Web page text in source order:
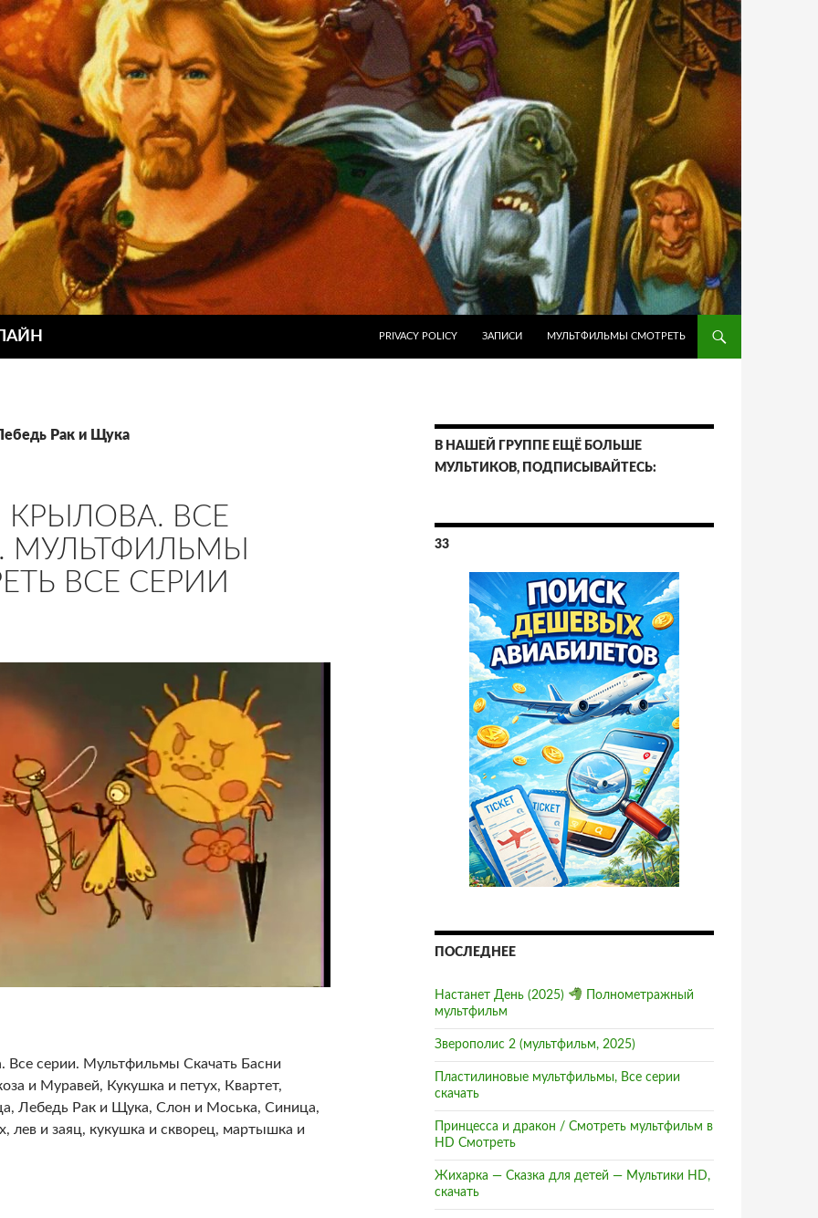
PRIVACY POLICY
ЗАПИСИ МУЛЬТФИЛЬМЫ СМОТРЕТЬ
Рак и Щука
КРЫЛОВА. ВСЕ
МУЛЬТФИЛЬМЫ
ВСЕ СЕРИИ
Все серии. Мультфильмы Скачать Басни
и Муравей, Кукушка и петух, Квартет,
Лебедь Рак и Щука, Слон и Моська, Синица,
лев и заяц, кукушка и скворец, мартышка и
В НАШЕЙ ГРУППЕ ЕЩЁ БОЛЬШЕ
МУЛЬТИКОВ, ПОДПИСЫВАЙТЕСЬ:
33
ПОСЛЕДНЕЕ
Настанет День (2025)
Полнометражный
мультфильм
Зверополис 2 (мультфильм, 2025)
Пластилиновые мультфильмы, Все серии
скачать
Принцесса и дракон / Смотреть мультфильм в
HD Смотреть
Жихарка — Сказка для детей — Мультики HD,
скачать